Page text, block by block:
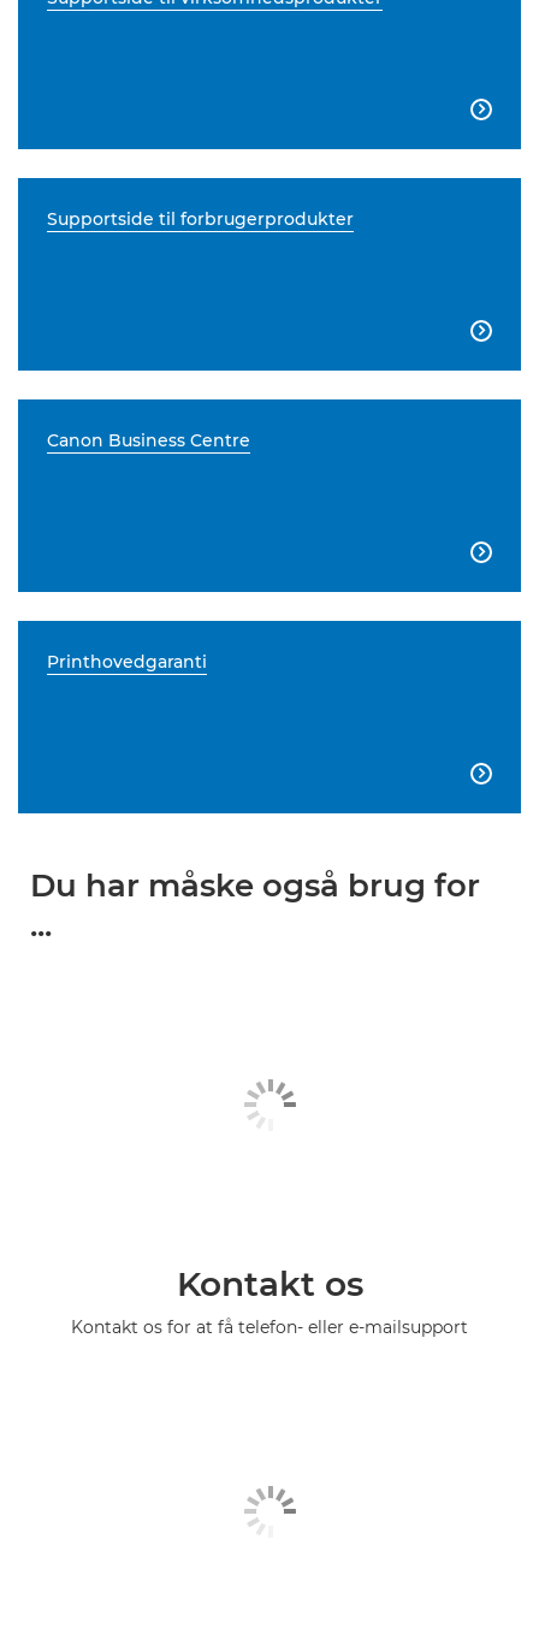

Supportside til forbrugerprodukter

Canon Business Centre

Printhovedgaranti

Du har måske også brug for
...
Kontakt os
Kontakt os for at få telefon- eller e-mailsupport